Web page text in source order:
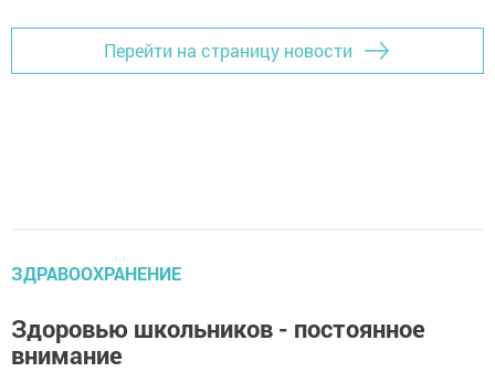
Перейти на страницу новости
ЗДРАВООХРАНЕНИЕ
Здоровью школьников - постоянное
внимание